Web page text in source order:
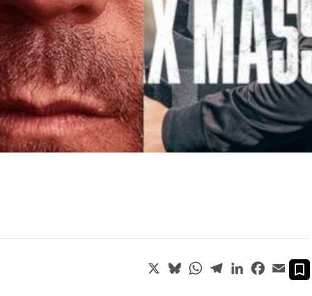
X BlueskyWhatsApp
TelegramLinkedInFacebook
Email